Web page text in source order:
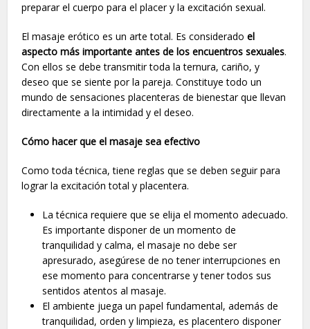
preparar el cuerpo para el placer y la excitación sexual.
El masaje erótico es un arte total. Es consideradoel
aspecto más importante antes de los encuentros sexuales.
Con ellos se debe transmitir toda la ternura, cariño, y
deseo que se siente por la pareja. Constituye todo un
mundo de sensaciones placenteras de bienestar que llevan
directamente a la intimidad y el deseo.
Cómo hacer que el masaje sea efectivo
Como toda técnica, tiene reglas que se deben seguir para
lograr la excitación total y placentera.
La técnica requiere que se elija el momento adecuado.
Es importante disponer de un momento de
tranquilidad y calma, el masaje no debe ser
apresurado, asegúrese de no tener interrupciones en
ese momento para concentrarse y tener todos sus
sentidos atentos al masaje.
El ambiente juega un papel fundamental, además de
tranquilidad, orden y limpieza, es placentero disponer